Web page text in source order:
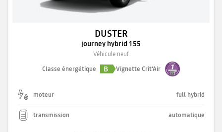
DUSTER
journey hybrid 155
Véhicule neuf
Classe énergétique
B Vignette Crit'Air
moteur full hybrid
transmission automatique